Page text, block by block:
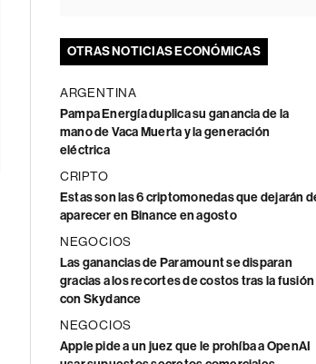
OTRAS NOTICIAS ECONÓMICAS
ARGENTINA
Pampa Energía duplica su ganancia de la
mano de Vaca Muerta y la generación
eléctrica
CRIPTO
Estas son las 6 criptomonedas que dejarán
aparecer en Binance en agosto
NEGOCIOS
Las ganancias de Paramount se disparan
gracias a los recortes de costos tras la fusión
con Skydance
NEGOCIOS
Apple pide a un juez que le prohíba a OpenAI